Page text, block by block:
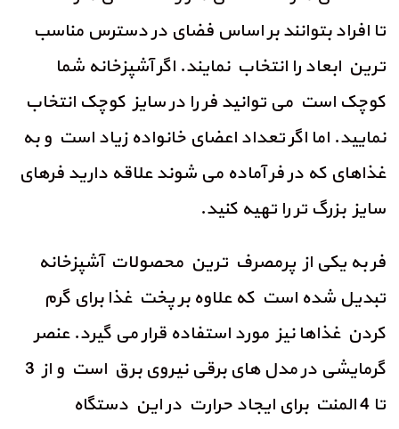
تا افراد بتوانند بر اساس فضای در دسترس مناسب
ترین ابعاد را انتخاب نمایند. اگر آشپزخانه شما
کوچک است می توانید فر را در سایز کوچک انتخاب
نمایید. اما اگر تعداد اعضای خانواده زیاد است و به
غذاهای که در فر آماده می شوند علاقه دارید فرهای
سایز بزرگ تر را تهیه کنید.
فر به یکی از پرمصرف ترین محصولات آشپزخانه
تبدیل شده است که علاوه بر پخت غذا برای گرم
کردن غذاها نیز مورد استفاده قرار می گیرد. عنصر
گرمایشی در مدل های برقی نیروی برق است و از 3
تا 4 المنت برای ایجاد حرارت در این دستگاه